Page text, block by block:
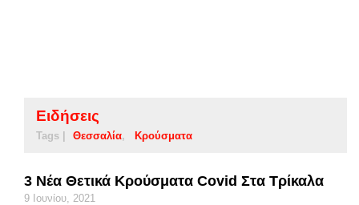
Ειδήσεις
Tags | Θεσσαλία Κρούσματα
3 Νέα Θετικά Κρούσματα Covid Στα Τρίκαλα
9 Ιουνίου, 2021